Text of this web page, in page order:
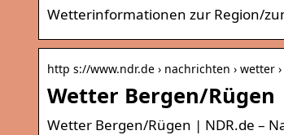
Wetterinformationen zur Region/
http s://www.ndr.de › nachrichten › wetter
Wetter Bergen/Rügen
Wetter Bergen/Rügen | NDR.de –